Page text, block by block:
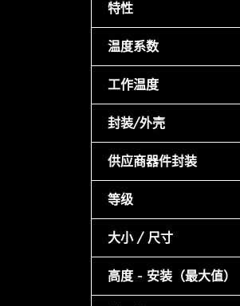
特性
温度系数
工作温度
封装/外壳
供应商器件封装
等级
大小 / 尺寸
高度 - 安装（最大值）